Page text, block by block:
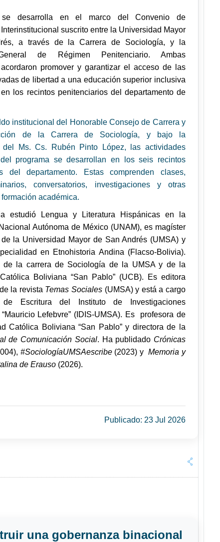
se desarrolla en el marco del Convenio de
suscrito entre la Universidad Mayor
a través de la Carrera de Sociología, y la
de Régimen Penitenciario. Ambas
promover y garantizar el acceso de las
de libertad a una educación superior inclusiva
los recintos penitenciarios del departamento de
institucional del Honorable Consejo de Carrera y
de la Carrera de Sociología, y bajo la
del Ms. Cs. Rubén Pinto López, las actividades
programa se desarrollan en los seis recintos
del departamento. Estas comprenden clases,
conversatorios, investigaciones y otras
académica.
estudió Lengua y Literatura Hispánicas en la
Autónoma de México (UNAM), es magíster
la Universidad Mayor de San Andrés (UMSA) y
en Etnohistoria Andina (Flacso-Bolivia).
de la carrera de Sociología de la UMSA y de la
Boliviana “San Pablo” (UCB). Es editora
la revista Temas Sociales (UMSA) y está a cargo
Escritura del Instituto de Investigaciones
Lefebvre” (IDIS-UMSA). Es profesora de
Católica Boliviana “San Pablo” y directora de la
de Comunicación Social. Ha publidado Crónicas
#SociologíaUMSAescribe(2023) yMemoria y
de Erauso(2026).
Publicado: 23 Jul 2026
una gobernanza binacional